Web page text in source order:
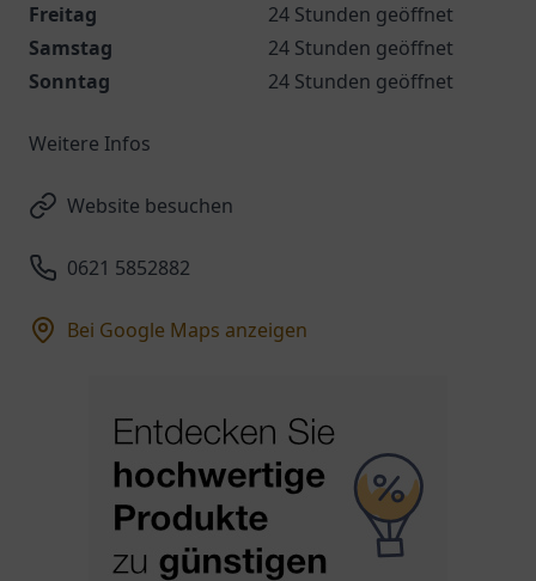
Freitag
24 Stunden geöffnet
Samstag
24 Stunden geöffnet
Sonntag
24 Stunden geöffnet
Weitere Infos
Website besuchen
0621 5852882
Bei Google Maps anzeigen